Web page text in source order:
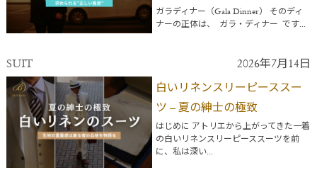
ガラディナー（Gala Dinner） そのディ
ナーの正体は、 ガラ・ディナー です...
SUIT 2026年7月14日
白いリネンスリーピーススー
ツ – 夏の紳士の極致
はじめに アトリエから上がってきた一着
の白いリネンスリーピーススーツを前
に、私は深い...